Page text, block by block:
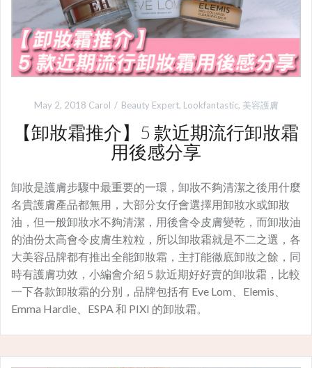
May 2, 2018 Carol Beauty Expert, Lookfantastic, 美容護膚
【卸妝霜推介】5 款近期流行卸妝霜
用後感分享
卸妝是護膚步驟中最重要的一環，卸妝不夠清潔之後用什麼
名貴護膚產品都無用，大部分女仔會選擇用卸妝水或卸妝
油，但一般卸妝水不夠清潔，用後會令皮膚變乾，而卸妝油
的油份太高會令皮膚生粒粒，所以卸妝霜就是不二之選，各
大美容品牌都有推出全能卸妝霜，主打能徹底卸妝之餘，同
時有護膚功效，小編會介紹 5 款近期好好賣的卸妝霜，比較
一下各款卸妝霜的分別，品牌包括有 Eve Lom、Elemis、
Emma Hardie、ESPA 和 PIXI 的卸妝霜。